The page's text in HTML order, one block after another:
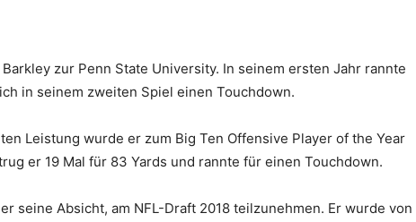
zur Penn State University. In seinem ersten Jahr rannte
in seinem zweiten Spiel einen Touchdown.
Leistung wurde er zum Big Ten Offensive Player of the Year
er 19 Mal für 83 Yards und rannte für einen Touchdown.
seine Absicht, am NFL-Draft 2018 teilzunehmen. Er wurde von